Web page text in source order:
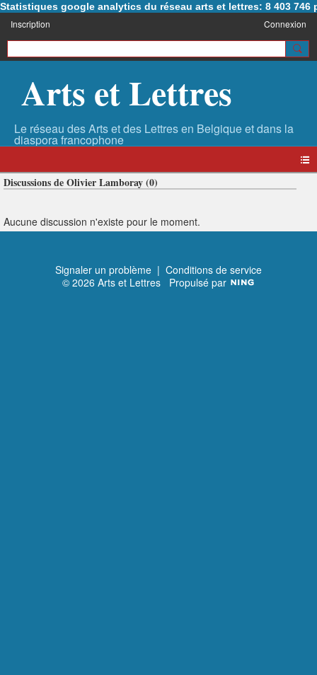
Statistiques google analytics du réseau arts et lettres: 8 403 746
Inscription Connexion
Arts et Lettres
Discussions de Olivier Lamboray (0)
Aucune discussion n'existe pour le moment.
Signaler un problème | Conditions de service
© 2026 Arts et Lettres Propulsé par